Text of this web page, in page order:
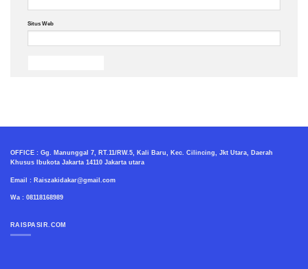
Situs Web
OFFICE : Gg. Manunggal 7, RT.11/RW.5, Kali Baru, Kec. Cilincing, Jkt Utara, Daerah
Khusus Ibukota Jakarta 14110 Jakarta utara
Email : Raiszakidakar@gmail.com
Wa : 08118168989
RAISPASIR.COM